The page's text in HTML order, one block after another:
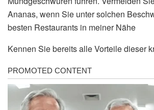
Ananas, wenn Sie unter solchen
besten Restaurants in meiner Nähe
Kennen Sie bereits alle Vorteile dieser